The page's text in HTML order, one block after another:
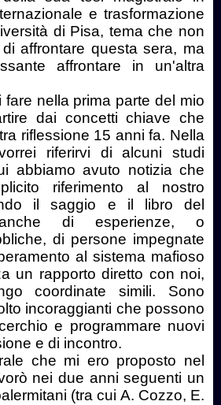
e trasformazione
di Pisa, tema che non
affrontare questa sera, ma
affrontare in un'altra
fare nella prima parte del mio
dai concetti chiave che
riflessione 15 anni fa. Nella
riferirvi di alcuni studi
abbiamo avuto notizia che
riferimento al nostro
il saggio e il libro del
di esperienze, o
di persone impegnate
al sistema mafioso
un rapporto diretto con noi,
coordinate simili. Sono
incoraggianti che possono
e programmare nuovi
e di incontro.
che mi ero proposto nel
nei due anni seguenti un
(tra cui A. Cozzo, E.